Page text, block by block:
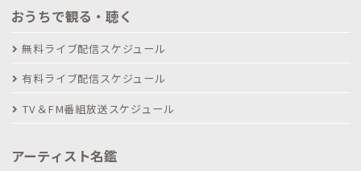
おうちで観る・聴く
無料ライブ配信スケジュール
有料ライブ配信スケジュール
TV＆FM番組放送スケジュール
アーティスト名鑑